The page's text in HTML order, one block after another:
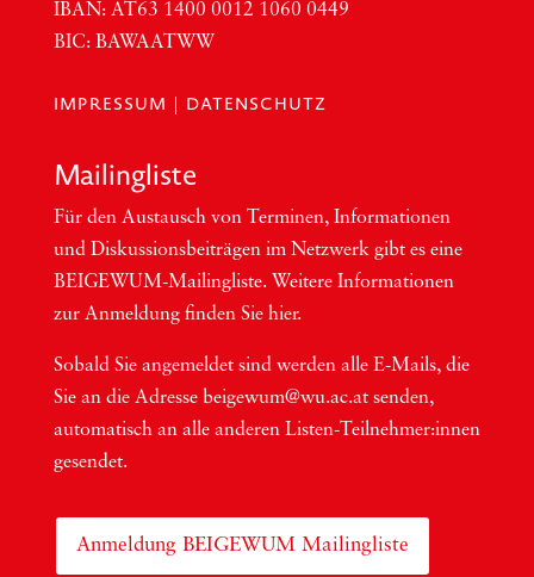
IBAN: AT63 1400 0012 1060 0449
BIC: BAWAATWW
IMPRESSUM | DATENSCHUTZ
Mai­ling­lis­te
Für den Aus­tausch von Ter­mi­nen, Infor­ma­tio­nen
und Dis­kus­si­ons­bei­trä­gen im Netzwerk gibt es eine
BEI­GEWUM-Mai­ling­lis­te. Wei­te­re Infor­ma­tio­nen
zur Anmel­dung fin­den Sie hier.
Sobald Sie ange­mel­det sind wer­den alle E-Mails, die
Sie an die Adres­se beigewum@wu.ac.at sen­den,
auto­ma­tisch an alle ande­ren Lis­ten-Teil­neh­me­r:in­nen
gesendet.
Anmeldung BEIGEWUM Mailingliste